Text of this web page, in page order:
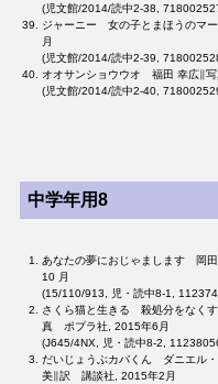
(児文館/2014/読中2-38,
ジャーニー 女の子とまほうのマ
月
(児文館/2014/読中2-39,
オオサンショウウオ 福田 幸広∥
(児文館/2014/読中2-40,
中学年用8
あなたの夢におじゃまします 岡
10 月
(15/110/913, 児・読中8-1,
さくら猫と生きる 殺処分をなく
真 ポプラ社, 2015年6月
(J645/4NX, 児・読中8-2,
だいじょうぶカバくん ダニエル
美∥訳 講談社, 2015年2月